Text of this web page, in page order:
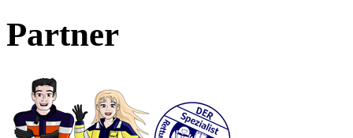
Partner